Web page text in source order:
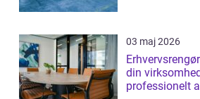
03 maj 2026
din
professionelt